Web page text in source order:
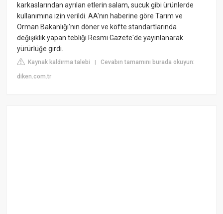
karkaslarından ayrılan etlerin salam, sucuk gibi ürünlerde
kullanımına izin verildi. AA'nın haberine göre Tarım ve
Orman Bakanlığı'nın döner ve köfte standartlarında
değişiklik yapan tebliği Resmi Gazete'de yayınlanarak
yürürlüğe girdi.
Kaynak kaldırma talebi |Cevabın tamamını burada okuyun:
diken.com.tr